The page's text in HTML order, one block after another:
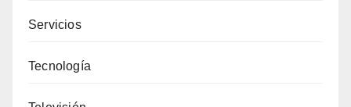
Servicios
Tecnología